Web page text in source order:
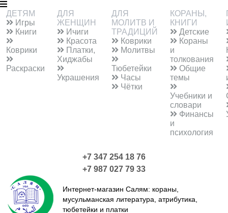
ДЕТЯМ
Игры
Книги
Коврики
Раскраски
ДЛЯ
ЖЕНЩИН
Ичиги
Красота
Платки,
Хиджабы
Украшения
ДЛЯ
МОЛИТВ И
ТРАДИЦИЙ
Коврики
Молитвы
Тюбетейки
Часы
Чётки
КОРАНЫ,
КНИГИ
Детские
Кораны
и
толкования
Общие
темы
Учебники и
словари
Финансы
и
психология
+7 347 254 18 76
+7 987 027 79 33
Интернет-магазин Салям: кораны,
мусульманская литература, атрибутика,
тюбетейки и платки